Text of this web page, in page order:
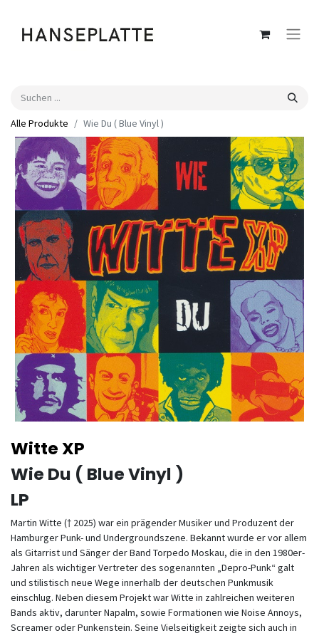
Alle Produkte Wie Du ( Blue Vinyl )
Witte XP
Wie Du ( Blue Vinyl )
LP
Martin Witte († 2025) war ein prägender Musiker und Produzent der
Hamburger Punk- und Undergroundszene. Bekannt wurde er vor allem
als Gitarrist und Sänger der Band Torpedo Moskau, die in den 1980er-
Jahren als wichtiger Vertreter des sogenannten „Depro-Punk“ galt
und stilistisch neue Wege innerhalb der deutschen Punkmusik
einschlug. Neben diesem Projekt war Witte in zahlreichen weiteren
Bands aktiv, darunter Napalm, sowie Formationen wie Noise Annoys,
Screamer oder Punkenstein. Seine Vielseitigkeit zeigte sich auch in